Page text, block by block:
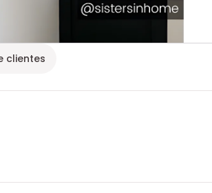
clientes